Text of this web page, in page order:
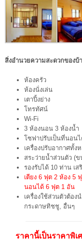
สิ่งอำนวยความสะดวกของบ้
ห้องครัว
ห้องนั่งเล่น
เตาปิ้งย่าง
โทรทัศน์
Wi-Fi
3 ห้องนอน 3 ห้องน้ำ
โซฟาปรับเป็นที่นอน
เครื่องปรับอากาศทั้ง
สระว่ายน้ำส่วนตัว (ข
รองรับได้ 10 ท่าน เ
เตียง 6 ฟุต 2 ห้อง 5
นอนได้ 6 ฟุต 1 อัน
เครื่องใช้ส่วนตัวต้อง
กระดาษทิชชู, อื่นๆ
ราคานี้เป็นราคาพิ